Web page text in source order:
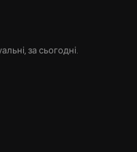
за сьогодні.